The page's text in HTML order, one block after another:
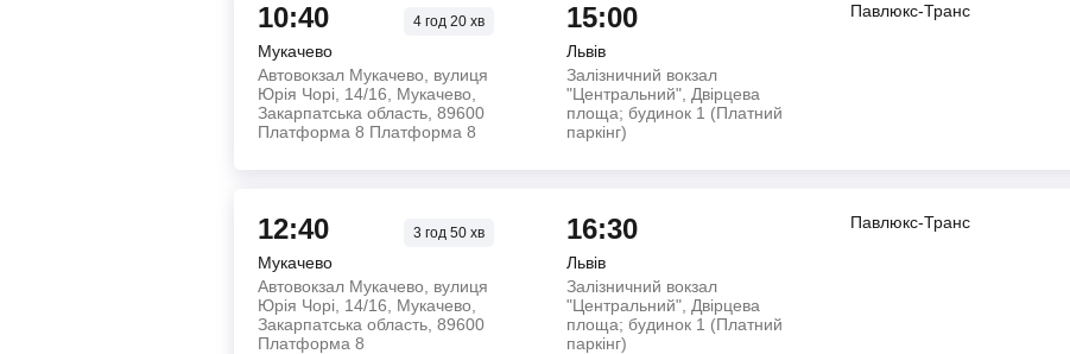
10:40 4 год20 хв
Мукачево
Автовокзал Мукачево, вулиця
Юрія Чорі, 14/16, Мукачево,
Закарпатська область, 89600
Платформа 8 Платформа 8
15:00
Львів
Залізничний вокзал
"Центральний", Двірцева
площа; будинок 1 (Платний
паркінг)
Павлюкс-Транс
12:40 3 год50 хв
Мукачево
Автовокзал Мукачево, вулиця
Юрія Чорі, 14/16, Мукачево,
Закарпатська область, 89600
Платформа 8
16:30
Львів
Залізничний вокзал
"Центральний", Двірцева
площа; будинок 1 (Платний
паркінг)
Павлюкс-Транс